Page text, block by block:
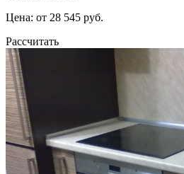
Цена: от 28 545 руб.
Рассчитать